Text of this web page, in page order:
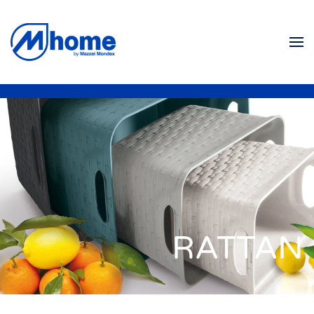
Zum Hauptinhalt springen
RATTAN